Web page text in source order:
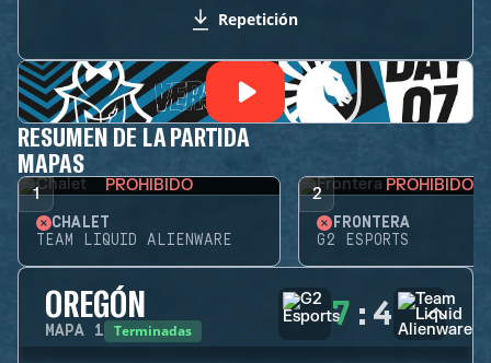
Repetición
RESUMEN DE LA PARTIDA
MAPAS
1 PROHIBIDO
CHALET
TEAM LIQUID ALIENWARE
2 PROHIBIDO
FRONTERA
G2 ESPORTS
OREGÓN
MAPA 1 Terminadas 7 : 4